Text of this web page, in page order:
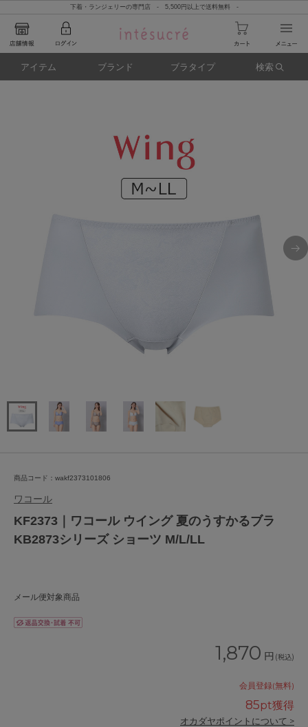
下着・ランジェリーの専門店 - 5,500円以上で送料無料 -
アイテム ブランド ブラタイプ 検索
商品コード：wakf2373101806
ワコール
KF2373｜ワコール ウイング 夏のうすかるブラ
KB2873シリーズ ショーツ M/L/LL
メール便対象商品
1,870 円 (税込)
会員登録(無料)
85pt獲得
オカダヤポイントについて >